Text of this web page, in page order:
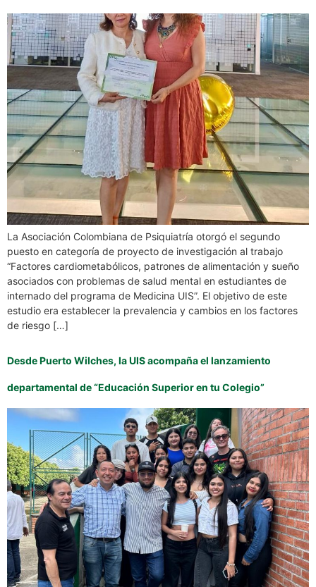
La Asociación Colombiana de Psiquiatría otorgó el segundo
puesto en categoría de proyecto de investigación al trabajo
“Factores cardiometabólicos, patrones de alimentación y sueño
asociados con problemas de salud mental en estudiantes de
internado del programa de Medicina UIS”. El objetivo de este
estudio era establecer la prevalencia y cambios en los factores
de riesgo […]
Desde Puerto Wilches, la UIS acompaña el lanzamiento
departamental de “Educación Superior en tu Colegio”